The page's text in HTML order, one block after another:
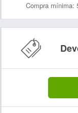
Compra mínima: